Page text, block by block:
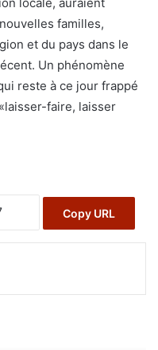
familles,
et du pays dans le
Un phénomène
reste à ce jour frappé
faire, laisser
Copy URL